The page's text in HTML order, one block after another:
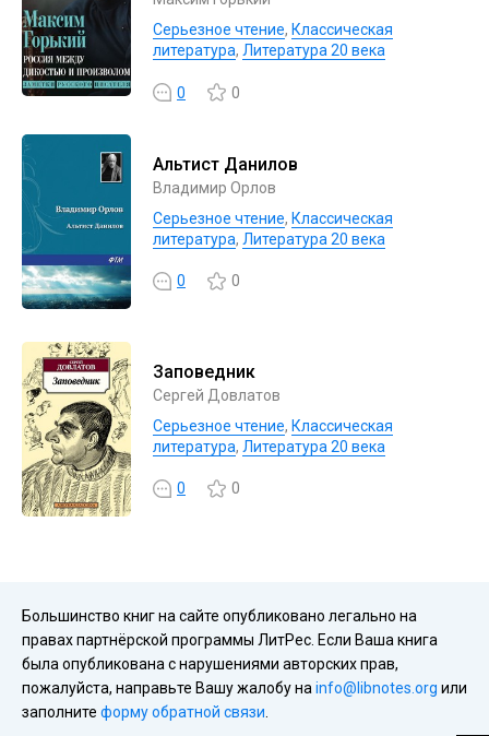
Серьезное чтение, Классическая
литература, Литература 20 века
0 0
Альтист Данилов
Владимир Орлов
Серьезное чтение, Классическая
литература, Литература 20 века
0 0
Заповедник
Сергей Довлатов
Серьезное чтение, Классическая
литература, Литература 20 века
0 0
Большинство книг на сайте опубликовано легально на
правах партнёрской программы ЛитРес. Если Ваша книга
была опубликована с нарушениями авторских прав,
пожалуйста, направьте Вашу жалобу на info@libnotes.org или
заполните форму обратной связи